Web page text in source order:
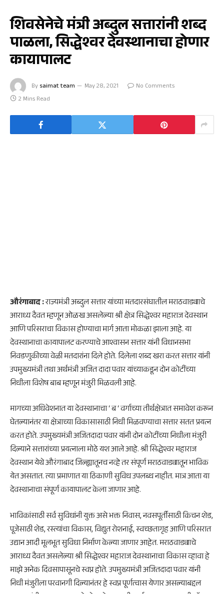
शिवसेनेचे मंत्री अब्दुल सत्तारांनी शब्द
पाळला, सिद्धेश्वर देवस्थानाचा होणार
कायापालट
By saimat team May 28, 2021
No Comments
2 Mins Read
औरंगाबाद :राज्यमंत्री अब्दुल सत्तार यांच्या मतदारसंघातील मराठवाड्याचे
आराध्य दैवत म्हणून ओळख असलेल्या श्री क्षेत्र सिद्धेश्वर महाराज देवस्थान
आणि परिसराचा विकास होण्याचा मार्ग आता मोकळा झाला आहे. या
देवस्थानाचा कायापालट करण्याचे आश्वासन सत्तार यांनी विधानसभा
निवडणुकीच्या वेळी मतदारांना दिले होते. दिलेला शब्द खरा करत सत्तार यांनी
उपमुख्यमंत्री तथा अर्थमंत्री अजित दादा पवार यांच्याकडून दोन कोटींच्या
निधीला विशेष बाब म्हणून मंजुरी मिळवली आहे.
मागच्या अधिवेशनात या देवस्थानाचा ‘ ब ‘ वर्गाच्या तीर्थक्षेत्रात समावेश करून
घेतल्यानंतर या क्षेत्राच्या विकासासाठी निधी मिळवण्याचा सत्तार सतत प्रयत्न
करत होते. उपमुख्यमंत्री अजितदादा पवार यांनी दोन कोटींच्या निधीला मंजुरी
दिल्याने सत्तारांच्या प्रयत्नाला मोठे यश आले आहे. श्री सिद्धेश्वर महाराज
देवस्थान येथे औरंगाबाद जिल्ह्यातूनच नव्हे तर संपूर्ण मराठवाड्यातून भाविक
येत असतात. त्या प्रमाणात या ठिकाणी सुविध उपलब्ध नाहीत. मात्र आता या
देवस्थानाचा संपूर्ण कायापालट केला जाणार आहे.
भाविकांसाठी सर्व सुविधांनी युक्त असे भक्त निवास, नवसपूर्तीसाठी किचन शेड,
पूजेसाठी शेड, रस्त्यांचा विकास, विद्युत रोशनाई, स्वच्छतागृह आणि परिसरात
उद्यान आदी मूलभूत सुविधा निर्माण केल्या जाणार आहेत. मराठवाड्याचे
आराध्य दैवत असलेल्या श्री सिद्धेश्वर महाराज देवस्थानाचा विकास व्हावा हे
माझे अनेक दिवसापासूनचे स्वप्न होते. उपमुख्यमंत्री अजितदादा पवार यांनी
निधी मंजुरीला परवानगी दिल्यानंतर हे स्वप्न पूर्णत्वास येणार असल्याबद्दल